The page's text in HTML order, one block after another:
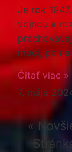
Je rok
vojnou a
moci, po
Čítať viac »
7. mája
«